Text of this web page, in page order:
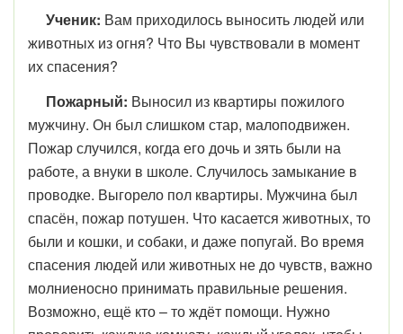
Ученик: Вам приходилось выносить людей или
животных из огня? Что Вы чувствовали в момент
их спасения?
Пожарный: Выносил из квартиры пожилого
мужчину. Он был слишком стар, малоподвижен.
Пожар случился, когда его дочь и зять были на
работе, а внуки в школе. Случилось замыкание в
проводке. Выгорело пол квартиры. Мужчина был
спасён, пожар потушен. Что касается животных, то
были и кошки, и собаки, и даже попугай. Во время
спасения людей или животных не до чувств, важно
молниеносно принимать правильные решения.
Возможно, ещё кто – то ждёт помощи. Нужно